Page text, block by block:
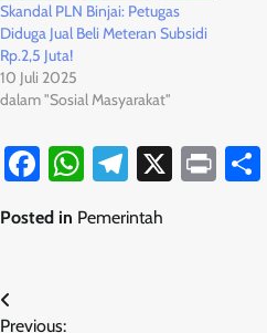
Skandal PLN Binjai: Petugas
Diduga Jual Beli Meteran Subsidi
Rp.2,5 Juta!
10 Juli 2025
dalam "Sosial Masyarakat"
Facebook
WhatsApp
Telegram
X Print
Posted in Pemerintah
Navigasi
Previous: